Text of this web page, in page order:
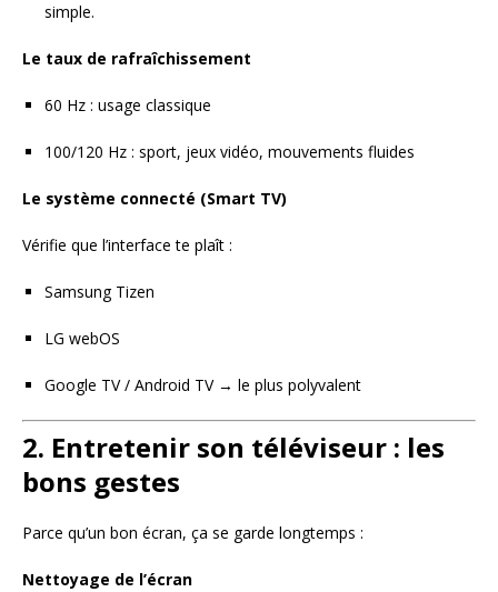
simple.
Le taux de rafraîchissement
60 Hz : usage classique
100/120 Hz : sport, jeux vidéo, mouvements fluides
Le système connecté (Smart TV)
Vérifie que l’interface te plaît :
Samsung Tizen
LG webOS
Google TV / Android TV → le plus polyvalent
2. Entretenir son téléviseur : les
bons gestes
Parce qu’un bon écran, ça se garde longtemps :
Nettoyage de l’écran